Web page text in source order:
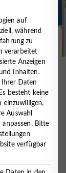
GOES
auf
während
zu
verarbeitet
Anzeigen
Inhalten.
Daten
Es besteht keine
einzuwilligen,
Auswahl
Bitte
verfügbar